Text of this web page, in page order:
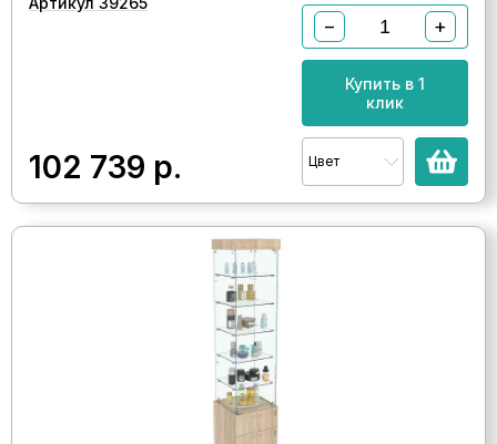
102 739 р.
− +
Купить в 1
клик
Цвет